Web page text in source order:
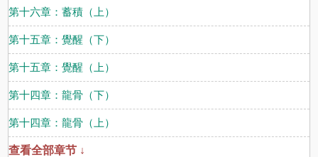
第十六章：蓄積（上）
第十五章：覺醒（下）
第十五章：覺醒（上）
第十四章：龍骨（下）
第十四章：龍骨（上）
查看全部章节 ↓